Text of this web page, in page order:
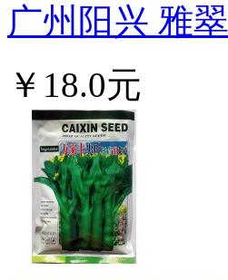
广州阳兴 雅
￥18.0元